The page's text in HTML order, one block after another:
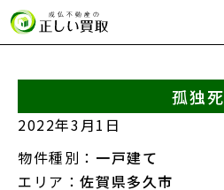
サービス内容
自殺物件買取
孤独死
2022年3月1日
物件種別： 一戸建て
エリア：佐賀県多久市